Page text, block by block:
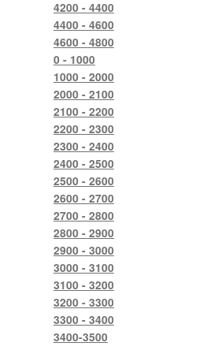
4200 - 4400
4400 - 4600
4600 - 4800
0 - 1000
1000 - 2000
2000 - 2100
2100 - 2200
2200 - 2300
2300 - 2400
2400 - 2500
2500 - 2600
2600 - 2700
2700 - 2800
2800 - 2900
2900 - 3000
3000 - 3100
3100 - 3200
3200 - 3300
3300 - 3400
3400-3500